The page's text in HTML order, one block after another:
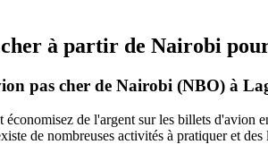
à partir de Nairobi
pas cher de Nairobi (NBO) à
de l'argent sur les billets
de nombreuses activités à pratiquer et